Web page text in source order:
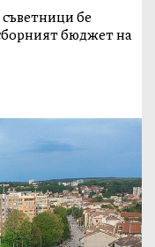
бе
бюджет на